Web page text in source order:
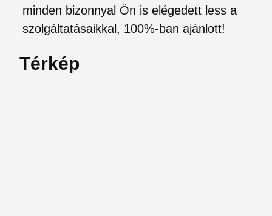
minden bizonnyal Ön is elégedett less a
szolgáltatásaikkal, 100%-ban ajánlott!
Térkép